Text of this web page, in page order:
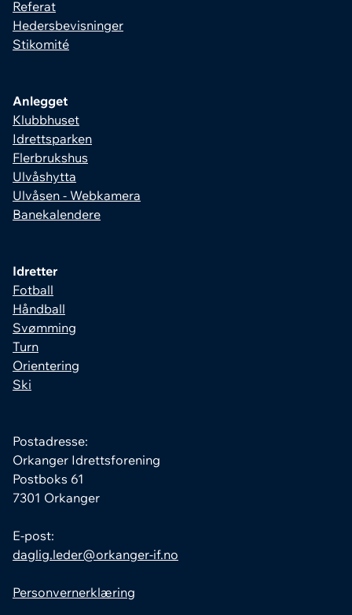
Referat
Hedersbevisninger
Stikomité
Anlegget
Klubbhuset
Idrettsparken
Flerbrukshus
Ulvåshytta
Ulvåsen - Webkamera
Banekalendere
Idretter
Fotball
Håndball
Svømming
Turn
Orientering
Ski
Postadresse:
Orkanger Idrettsforening
Postboks 61
7301 Orkanger
E-post:
daglig.leder@orkanger-if.no
Personvernerklæring